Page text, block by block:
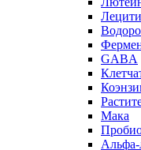
GABA
Мака
Альфа-